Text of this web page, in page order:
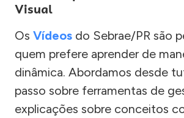
Visual
Os Vídeos do Sebrae/PR são
quem prefere aprender de
dinâmica. Abordamos desde
passo sobre ferramentas de
explicações sobre conceitos